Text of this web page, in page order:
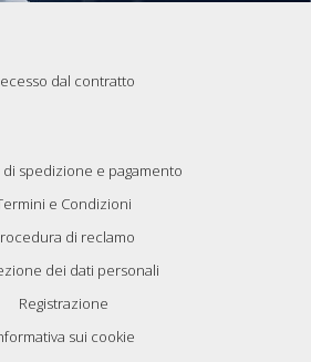
dal contratto
di spedizione e pagamento
e Condizioni
di reclamo
dei dati personali
Registrazione
sui cookie